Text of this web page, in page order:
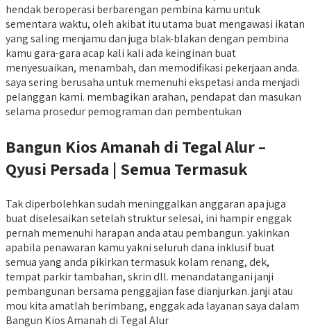
hendak beroperasi berbarengan pembina kamu untuk
sementara waktu, oleh akibat itu utama buat mengawasi ikatan
yang saling menjamu dan juga blak-blakan dengan pembina
kamu gara-gara acap kali kali ada keinginan buat
menyesuaikan, menambah, dan memodifikasi pekerjaan anda.
saya sering berusaha untuk memenuhi ekspetasi anda menjadi
pelanggan kami. membagikan arahan, pendapat dan masukan
selama prosedur pemograman dan pembentukan
Bangun Kios Amanah di Tegal Alur –
Qyusi Persada | Semua Termasuk
Tak diperbolehkan sudah meninggalkan anggaran apa juga
buat diselesaikan setelah struktur selesai, ini hampir enggak
pernah memenuhi harapan anda atau pembangun. yakinkan
apabila penawaran kamu yakni seluruh dana inklusif buat
semua yang anda pikirkan termasuk kolam renang, dek,
tempat parkir tambahan, skrin dll. menandatangani janji
pembangunan bersama penggajian fase dianjurkan. janji atau
mou kita amatlah berimbang, enggak ada layanan saya dalam
Bangun Kios Amanah di Tegal Alur